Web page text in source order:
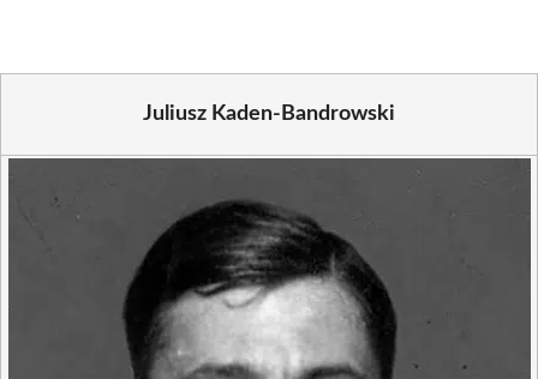
Juliusz Kaden-Bandrowski